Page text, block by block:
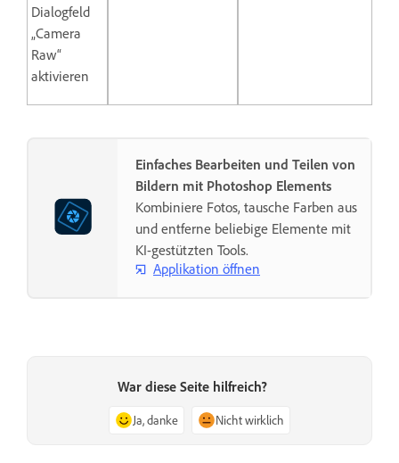
Dialogfeld
„Camera
Raw“
aktivieren
Einfaches Bearbeiten und Teilen von
Bildern mit Photoshop Elements
Kombiniere Fotos, tausche Farben aus
und entferne beliebige Elemente mit
KI-gestützten Tools.
Applikation öffnen
War diese Seite hilfreich?
Ja, danke Nicht wirklich